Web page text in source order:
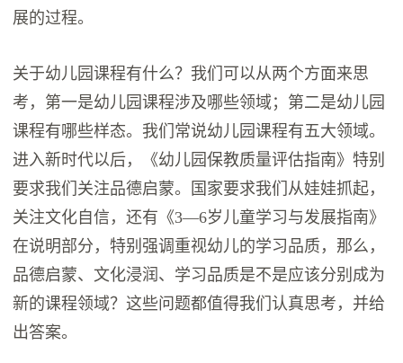
展的过程。
关于幼儿园课程有什么？我们可以从两个方面来思
考，第一是幼儿园课程涉及哪些领域；第二是幼儿园
课程有哪些样态。我们常说幼儿园课程有五大领域。
进入新时代以后，《幼儿园保教质量评估指南》特别
要求我们关注品德启蒙。国家要求我们从娃娃抓起，
关注文化自信，还有《3—6岁儿童学习与发展指南》
在说明部分，特别强调重视幼儿的学习品质，那么，
品德启蒙、文化浸润、学习品质是不是应该分别成为
新的课程领域？这些问题都值得我们认真思考，并给
出答案。